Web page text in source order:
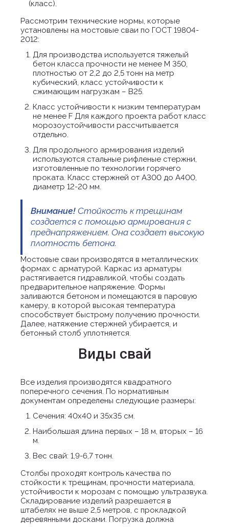
(класс).
Рассмотрим технические нормы, которые
установлены на мостовые сваи по ГОСТ 19804-
2012:
Для производства используется тяжелый
бетон класса прочности не менее М 350,
плотностью от 2,2 до 2,5 тонн на метр
кубический, класс устойчивости к
сжимающим нагрузкам – В25.
Класс устойчивости к низким температурам
не менее F Для каждого проекта работ класс
морозоустойчивости рассчитывается
отдельно.
Для продольного армирования изделий
используются стальные рифленые стержни,
изготовленные по технологии горячего
проката. Класс стержней от А300 до А400,
диаметр 12-20 мм.
Внимание! Стойкость к трещинам
создается с помощью армирования с
преднапряжением. Она создает высокую
плотность бетона.
Мостовые сваи производятся в металлических
формах с арматурой. Каркас из арматуры
растягивается гидравликой, чтобы создать
предварительное напряжение. Формы
заливаются бетоном и помещаются в паровую
камеру, в которой высокая температура
способствует быстрому получению прочности.
Далее, натяжение стержней убирается, и
бетонный столб уплотняется.
Виды свай
Все изделия производятся квадратного
поперечного сечения. По нормативным
документам определены следующие размеры:
Сечения: 40х40 и 35х35 см.
Наибольшая длина первых – 18 м, вторых – 16
м.
Вес свай: 1,9-6,7 тонн.
Столбы проходят контроль качества по
стойкости к трещинам, прочности материала,
устойчивости к морозам с помощью ультразвука.
Складирование изделий разрешается в
штабелях не выше 2,5 метров, с прокладкой
деревянными досками. Погрузка должна